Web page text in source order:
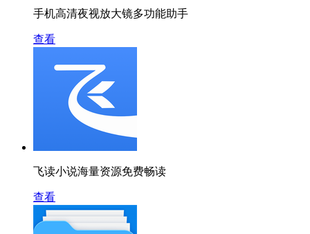
手机高清夜视放大镜多功能助手
查看
飞读小说海量资源免费畅读
查看